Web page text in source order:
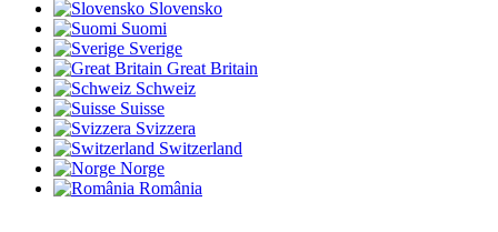
Slovensko
Suomi
Sverige
Great Britain
Schweiz
Suisse
Svizzera
Switzerland
Norge
România